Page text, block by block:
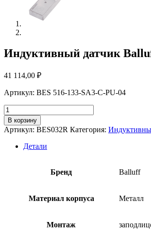
Индуктивный датчик
41 114,00 ₽
Артикул: BES 516-133-SA3-C-PU-04
Количество
товара
Индуктивный
датчик
Balluff
В корзину
Артикул: BES032R Категория:
Детали
Бренд Balluff
Материал корпуса Металл
Монтаж